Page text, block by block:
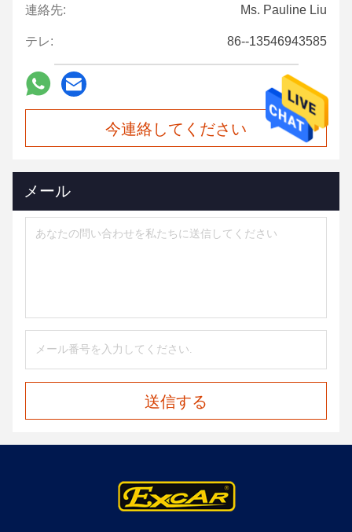
連絡先: Ms. Pauline Liu
テレ: 86--13546943585
今連絡してください
メール
送信する